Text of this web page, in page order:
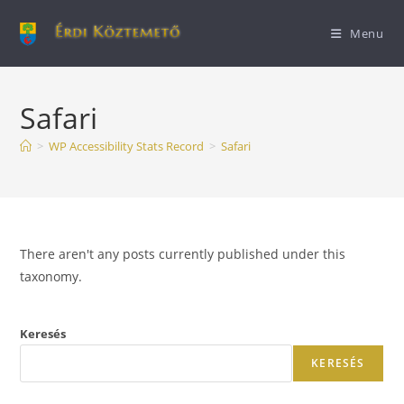
Menu
Safari
> WP Accessibility Stats Record > Safari
There aren't any posts currently published under this
taxonomy.
Keresés
KERESÉS